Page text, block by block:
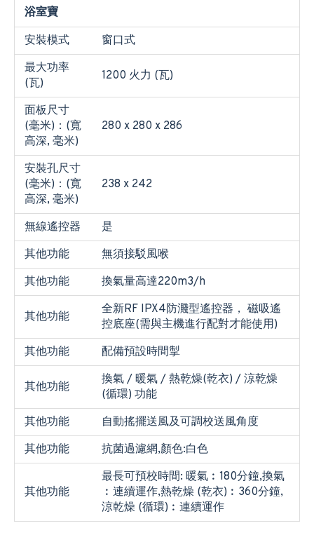
浴室寶
安裝模式
窗口式
最大功率
(瓦)
1200 火力 (瓦)
面板尺寸
(毫米)：(寬
高深, 毫米)
280 x 280 x 286
安裝孔尺寸
(毫米)：(寬
高深, 毫米)
238 x 242
無線遙控器
是
其他功能
無須接駁風喉
其他功能
換氣量高達220m3/h
其他功能
全新RF IPX4防濺型遙控器， 磁吸遙
控底座(需與主機進行配對才能使用)
其他功能
配備預設時間掣
其他功能
換氣 / 暖氣 / 熱乾燥(乾衣) / 涼乾燥
(循環) 功能
其他功能
自動搖擺送風及可調校送風角度
其他功能
抗菌過濾網,顏色:白色
其他功能
最長可預校時間: 暖氣︰180分鐘,換氣
︰連續運作,熱乾燥 (乾衣)︰360分鐘,
涼乾燥 (循環)︰連續運作